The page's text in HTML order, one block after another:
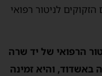
לניטור רפואי
הרפואי של יד שרה
באשדוד, והיא זמינה